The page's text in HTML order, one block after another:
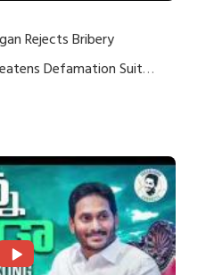
Rejects Bribery
Defamation Suit